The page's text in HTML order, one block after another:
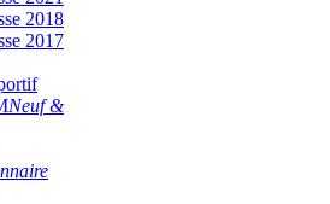
2018
2017
Neuf &